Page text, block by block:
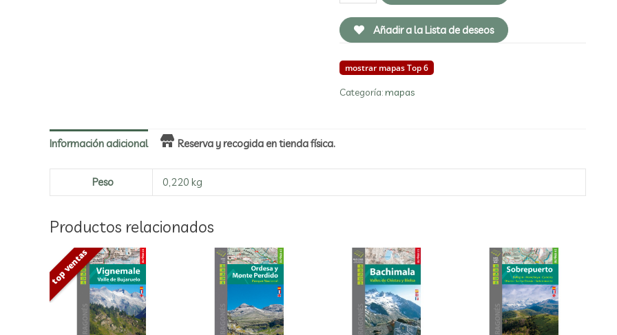
Añadir a la Lista de deseos
mostrar mapas Top 6
Categoría: mapas
Información adicional Reserva y recogida en tienda física.
Peso 0,220 kg
Productos relacionados
top ventas